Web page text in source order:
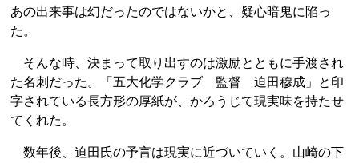
あの出来事は幻だったのではないかと、疑心暗鬼に陥っ
た。
そんな時、決まって取り出すのは激励とともに手渡され
た名刺だった。「五大化学クラブ 監督 迫田穆成」と印
字されている長方形の厚紙が、かろうじて現実味を持たせ
てくれた。
数年後、迫田氏の予言は現実に近づいていく。山崎の下